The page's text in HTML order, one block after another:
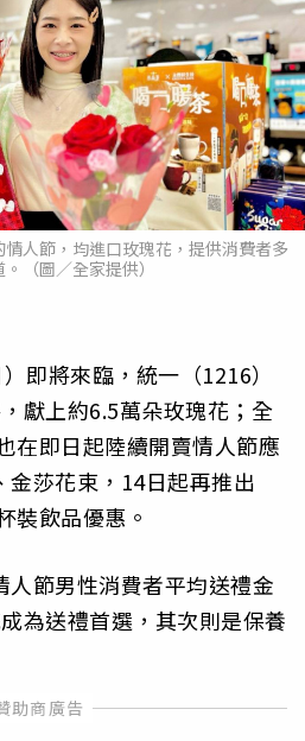
人節，均進口玫瑰花，提供消費者多
（圖／全家提供）
即將來臨，統一（1216）
獻上約6.5萬朵玫瑰花；全
在即日起陸續開賣情人節應
金莎花束，14日起再推出
裝飲品優惠。
人節男性消費者平均送禮金
為送禮首選，其次則是保養